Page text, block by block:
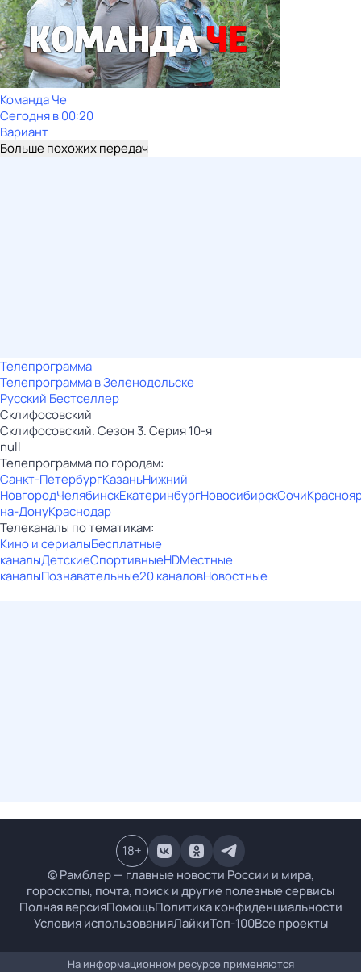
Команда Че
Сегодня в 00:20
Вариант
Больше похожих передач
Телепрограмма
Телепрограмма в Зеленодольске
Русский Бестселлер
Склифосовский
Склифосовский. Сезон 3. Серия 10-я
null
Телепрограмма по городам:
Санкт-ПетербургКазаньНижний
НовгородЧелябинскЕкатеринбургНовосибирскСочи
на-ДонуКраснодар
Телеканалы по тематикам:
Кино и сериалыБесплатные
каналыДетскиеСпортивныеHDМестные
каналыПознавательные20 каналовНовостные
© Рамблер — главные новости России и мира,
гороскопы, почта, поиск и другие полезные сервисы
Полная версияПомощьПолитика конфиденциальности
Условия использованияЛайкиТоп-100Все проекты
18+
На информационном ресурсе применяются